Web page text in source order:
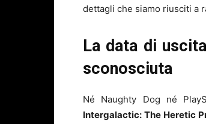
dettagli che siamo riusciti a
La data di
sconosciuta
Né Naughty Dog né
Intergalactic: The Heretic